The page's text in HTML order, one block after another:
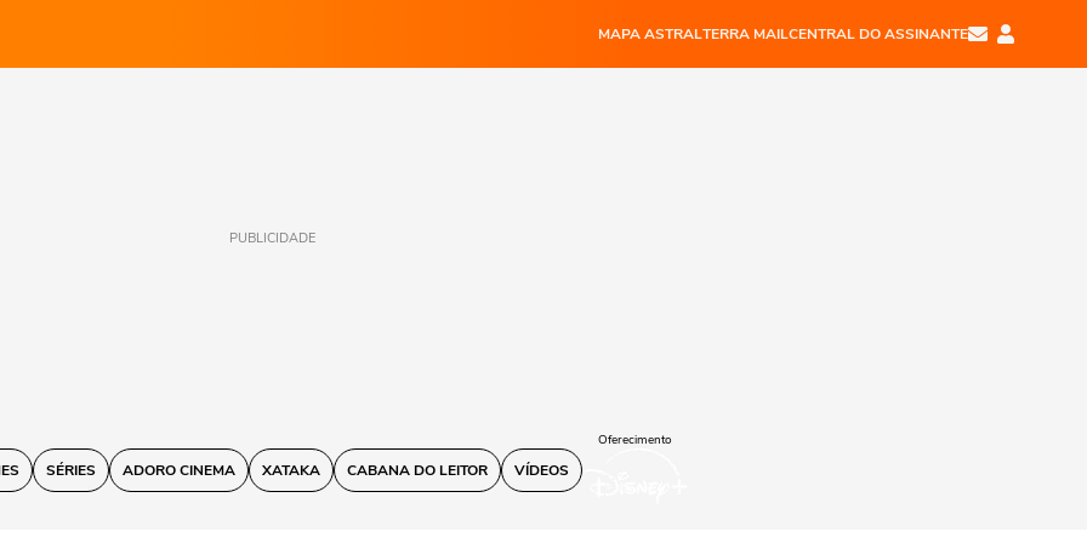
MAPA ASTRALTERRA MAILCENTRAL DO ASSINANTE
PUBLICIDADE
SÉRIES ADORO CINEMA XATAKA CABANA DO LEITOR VÍDEOS
Oferecimento